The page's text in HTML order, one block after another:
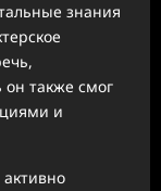
знания
он также смог
и